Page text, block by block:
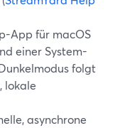
App für macOS
einer System-
folgt
lokale
asynchrone